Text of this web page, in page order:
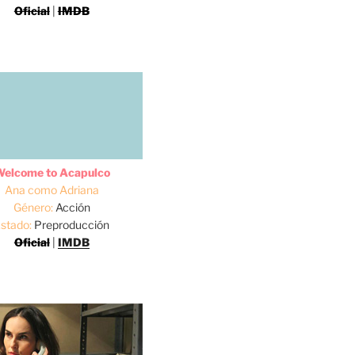
Oficial|IMDB
to Acapulco
Ana como Adriana
Género:Acción
Preproducción
Oficial| IMDB